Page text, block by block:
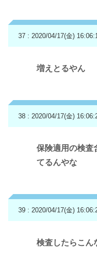
37 : 2020/04/17(金)
増えとるやん
38 : 2020/04/17(金)
保険適用の検査
てるんやな
39 : 2020/04/17(金)
検査したらこん